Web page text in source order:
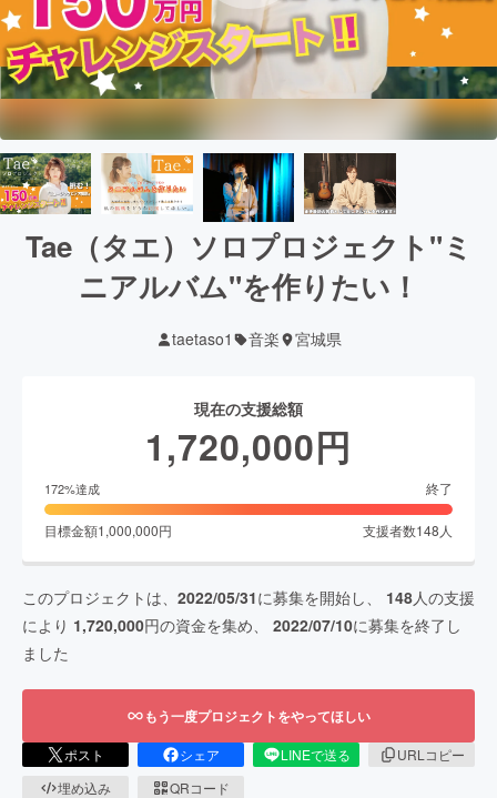
Tae（タエ）ソロプロジェクト"ミ
ニアルバム"を作りたい！
taetaso1 音楽 宮城県
現在の支援総額
1,720,000円
172%達成 終了
目標金額1,000,000円 支援者数148 人
このプロジェクトは、 2022/05/31に募集を開始し、 148人の支援
により 1,720,000円の資金を集め、 2022/07/10に募集を終了し
ました
もう一度プロジェクトをやってほしい
ポスト シェア LINEで送る
URLコピー
埋め込み
QRコード